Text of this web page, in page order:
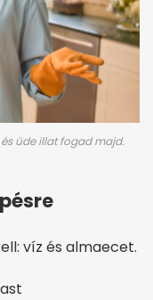
üde illat fogad majd.
víz és almaecet.